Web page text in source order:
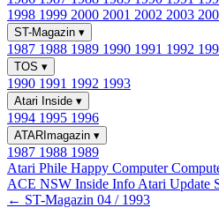
1998 1999 2000 2001 2002 2003
ST-Magazin ▾
1987 1988 1989 1990 1991 1992
TOS ▾
1990 1991 1992 1993
Atari Inside ▾
1994 1995 1996
ATARImagazin ▾
1987 1988 1989
Atari Phile Happy Computer
ACE NSW Inside Info Atari Update
← ST-Magazin 04 / 1993